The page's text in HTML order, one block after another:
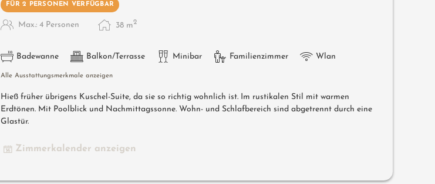
FÜR 2 PERSONEN VERFÜGBAR
Max.: 4 Personen 38 m2
Badewanne Balkon/Terrasse Minibar Familienzimmer Wlan
Alle Ausstattungsmerkmale anzeigen
Hieß früher übrigens Kuschel-Suite, da sie so richtig wohnlich ist. Im rustikalen Stil mit warmen
Erdtönen. Mit Poolblick und Nachmittagssonne. Wohn- und Schlafbereich sind abgetrennt durch eine
Glastür.
Zimmerkalender anzeigen